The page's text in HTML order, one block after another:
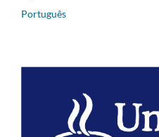
Português